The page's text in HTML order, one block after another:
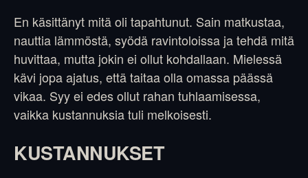
En käsittänyt mitä oli tapahtunut. Sain matkustaa,
nauttia lämmöstä, syödä ravintoloissa ja tehdä mitä
huvittaa, mutta jokin ei ollut kohdallaan. Mielessä
kävi jopa ajatus, että taitaa olla omassa päässä
vikaa. Syy ei edes ollut rahan tuhlaamisessa,
vaikka kustannuksia tuli melkoisesti.
KUSTANNUKSET